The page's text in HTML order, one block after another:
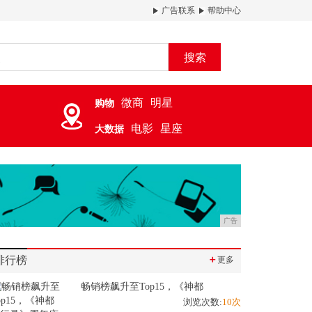
广告联系 帮助中心
搜索
购物 微商 明星
大数据 电影 星座
广告
行榜 ＋更多
畅销榜飙升至Top15，《神都
浏览次数:10次